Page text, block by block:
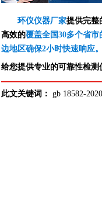
环仪仪器厂家提供完整
高效的覆盖全国30多个省
边地区确保2小时快速响应
给您提供专业的可靠性检测
此文关键词： gb 18582-